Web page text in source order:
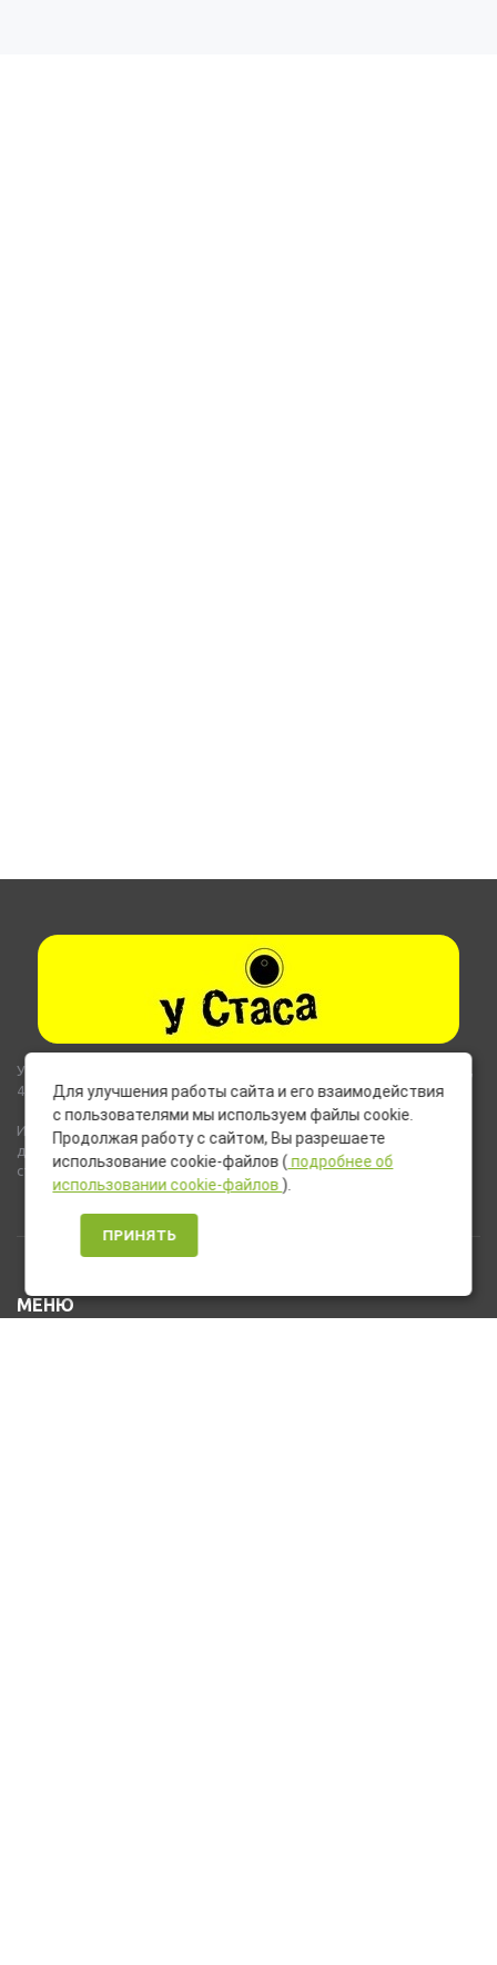
Указанные на сайте цены не являются публичной офертой (ст.435,
437 ГК РФ).
Используемые на сайте изображения товаров могут включать
дополнительное оборудование и компоненты, не входящие в
стандартную комплектацию товара.
МЕНЮ
Для улучшения работы сайта и его взаимодействия
с пользователями мы используем файлы cookie.
Продолжая работу с сайтом, Вы разрешаете
использование cookie-файлов ( подробнее об
использовании cookie-файлов ).
ПРИНЯТЬ